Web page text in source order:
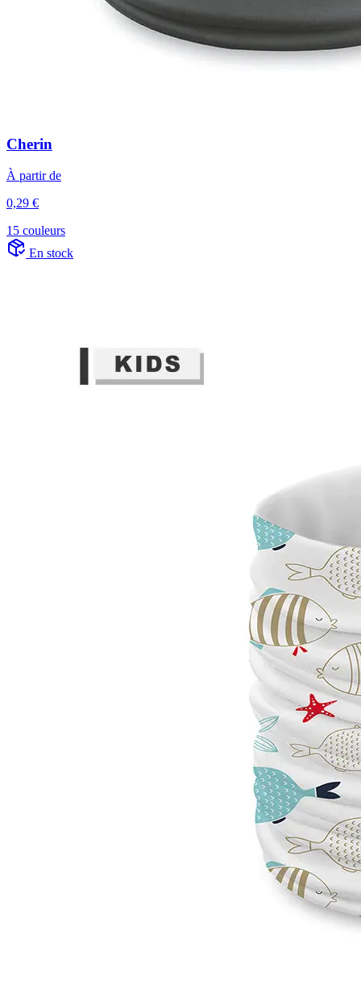
Cherin
À partir de
0,29 €
15 couleurs
En stock